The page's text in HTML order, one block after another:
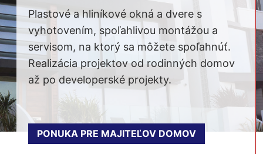
Plastové a hliníkové okná a dvere s
vyhotovením, spoľahlivou montážou a
servisom, na ktorý sa môžete spoľahnúť.
Realizácia projektov od rodinných domov
až po developerské projekty.
PONUKA PRE MAJITEĽOV DOMOV